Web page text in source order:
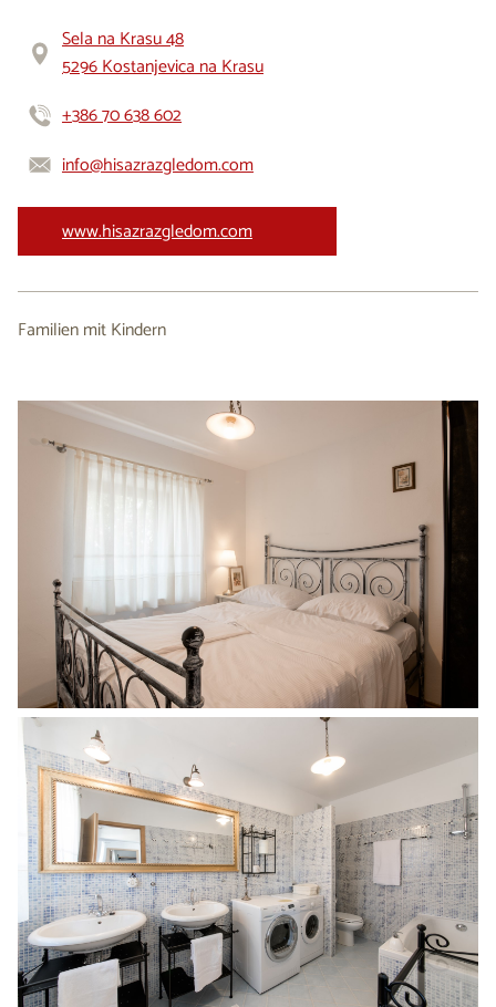
Sela na Krasu 48
5296 Kostanjevica na Krasu
+386 70 638 602
info@hisazrazgledom.com
www.hisazrazgledom.com
Familien mit Kindern